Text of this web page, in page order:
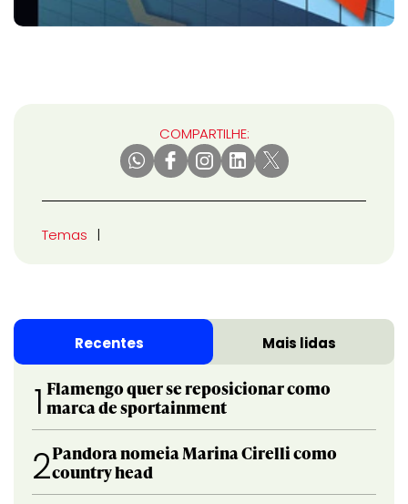
COMPARTILHE:
Temas
Recentes Mais lidas
1 Flamengo quer se reposicionar como
marca de sportainment
2Pandora nomeia Marina Cirelli como
country head